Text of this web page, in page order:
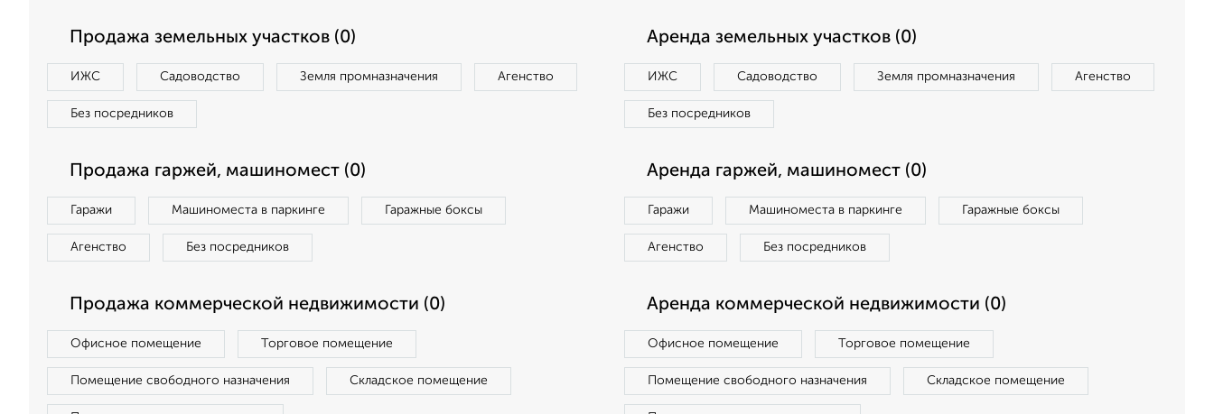
Продажа земельных участков (0)
ИЖС Садоводство Земля промназначения Агенство
Без посредников
Аренда земельных участков (0)
ИЖС Садоводство Земля промназначения Агенство
Без посредников
Продажа гаржей, машиномест (0)
Гаражи Машиноместа в паркинге Гаражные боксы
Агенство Без посредников
Аренда гаржей, машиномест (0)
Гаражи Машиноместа в паркинге Гаражные боксы
Агенство Без посредников
Продажа коммерческой недвижимости (0)
Офисное помещение Торговое помещение
Помещение свободного назначения Складское помещение
Аренда коммерческой недвижимости (0)
Офисное помещение Торговое помещение
Помещение свободного назначения Складское помещение